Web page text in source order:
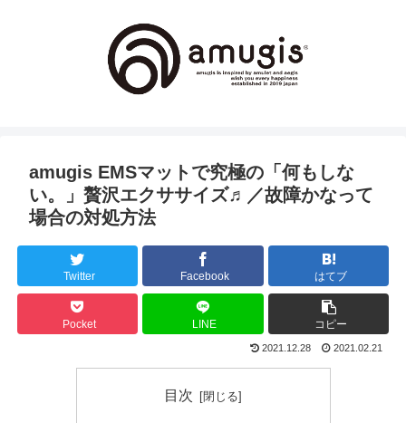
amugis EMSマットで究極の「何もしな
い。」贅沢エクササイズ♬／故障かなって
場合の対処方法
Twitter Facebook はてブ
Pocket LINE コピー
2021.12.28 2021.02.21
目次